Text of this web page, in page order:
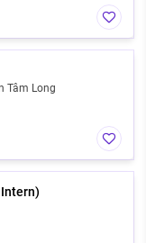
Tâm Long